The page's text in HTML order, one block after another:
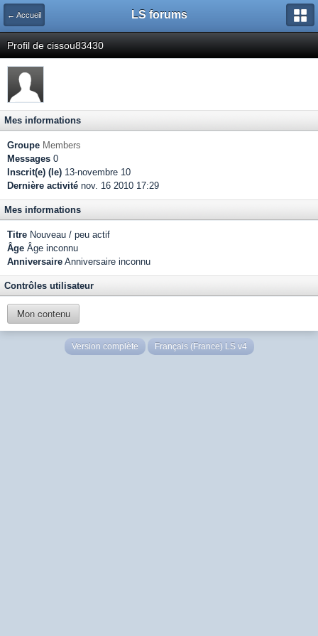
← Accueil LS forums
Profil de cissou83430
Mes informations
Groupe Members
Messages 0
Inscrit(e) (le) 13-novembre 10
Dernière activité nov. 16 2010 17:29
Mes informations
Titre Nouveau / peu actif
Âge Âge inconnu
Anniversaire Anniversaire inconnu
Contrôles utilisateur
Mon contenu
Version complète Français (France) LS v4